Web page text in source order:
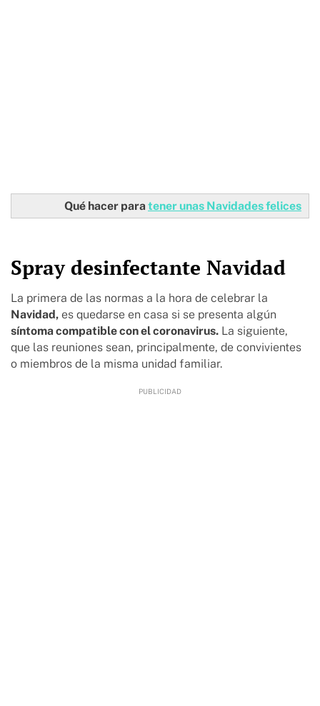
Qué hacer para tener unas Navidades felices
Spray desinfectante Navidad
La primera de las normas a la hora de celebrar la
Navidad, es quedarse en casa si se presenta algún
síntoma compatible con el coronavirus. La siguiente,
que las reuniones sean, principalmente, de convivientes
o miembros de la misma unidad familiar.